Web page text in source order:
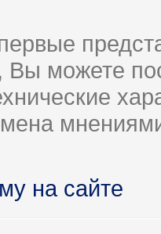
Вы можете
на сайте